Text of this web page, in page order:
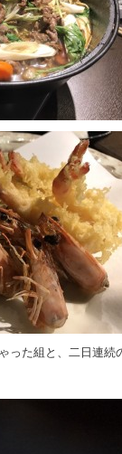
った組と、二日連続